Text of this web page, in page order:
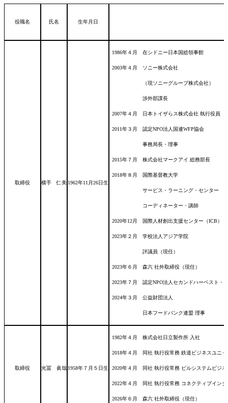
役職名 氏名 生年月日
取締役 横手 仁美 1962年11月26日生
1986年４月 在シドニー日本国総領事館
2003年４月 ソニー株式会社
（現ソニーグループ株式会社）
渉外部課長
2007年４月 日本トイザらス株式会社 執行役員
2011年３月 認定NPO法人国連WFP協会
事務局長・理事
2015年７月 株式会社マークアイ 総務部長
2018年８月 国際基督教大学
サービス・ラーニング・センター
コーディネーター・講師
2020年12月 国際人材創出支援センター（ICB）
2023年２月 学校法人アジア学院
評議員（現任）
2023年６月 森六 社外取締役（現任）
2023年７月 認定NPO法人セカンドハーベスト・
2024年３月 公益財団法人
日本フードバンク連盟 理事
取締役 光冨 眞哉 1958年７月５日生
1982年４月 株式会社日立製作所 入社
2018年４月 同社 執行役常務 鉄道ビジネスユニ
2020年４月 同社 執行役常務 ビルシステムビジ
2022年４月 同社 執行役常務 コネクティブイン
2026年６月 森六 社外取締役（現任）